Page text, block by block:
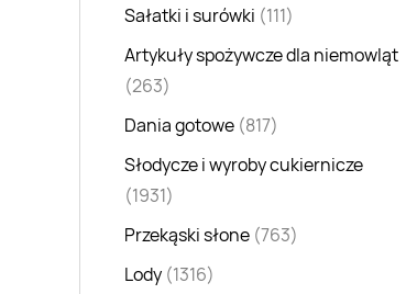
Sałatki i surówki (111)
Artykuły spożywcze dla niemowląt
(263)
Dania gotowe (817)
Słodycze i wyroby cukiernicze
(1931)
Przekąski słone (763)
Lody (1316)